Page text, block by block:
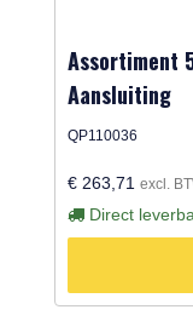
Assortiment
Aansluiting
QP110036
€ 263,71 excl.
Direct